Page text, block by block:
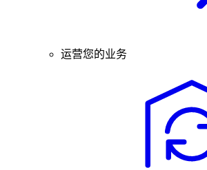
运营您的业务